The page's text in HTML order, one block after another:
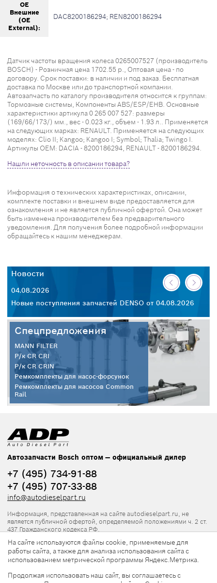
OE
Внешние
(OE
External):
DAC8200186294; REN8200186294
Датчик частоты вращения колеса 0265007527 (производитель
BOSCH) - Розничная цена 1702.55 р., Оптовая цена - по
договору. Срок поставки: в наличии и под заказ. Бесплатная
доставка по Москве или до транспортной компании.
Автозапчасть по каталогу производителя относится к группам:
Тормозные системы, Компоненты ABS/ESP/EHB. Основные
характеристики артикула 0 265 007 527: размеры
(169/66/173/) мм., вес - 0.023 кг., объем - 1.93 л.. Применяется
на следующих марках: RENAULT. Применяется на следующих
моделях: Clio II; Kangoo; Kangoo I; Symbol; Thalia; Twingo I.
Артикулы OEM: DACIA - 8200186294, RENAULT - 8200186294.
Нашли неточность в описании товара?
Информация о технических характеристиках, описании,
комплекте поставки и внешнем виде предоставляется для
ознакомления и не является публичной офертой. Она может
быть изменена производителем без предварительного
уведомления. Для получения более подробной информации
обращайтесь к нашим менеджерам.
Новости
04.08.2026
Новые поступления запчастей DENSO от 04.08.2026
Спецпредложения
MANN FILTER
Р/к CR CRI
Р/к CR CRIN
Ремкомплекты для насос-форсунок
Ремкомплекты для насосов Common
Rail
Автозапчасти Bosch оптом — официальный дилер
+7 (495) 734-91-88
+7 (495) 707-33-88
info@autodieselpart.ru
Информация, представленная на сайте autodieselpart.ru, не
является публичной офертой, определяемой положениями ч. 2 ст.
437 Гражданского кодекса РФ.
Нормативная документация
ADP в социальных сетях
На сайте используются файлы cookie, применяемые для
работы сайта, а также для анализа использования сайта с
использованием метрической программы Яндекс.Метрика.
Продолжая использовать наш сайт, вы соглашаетесь с